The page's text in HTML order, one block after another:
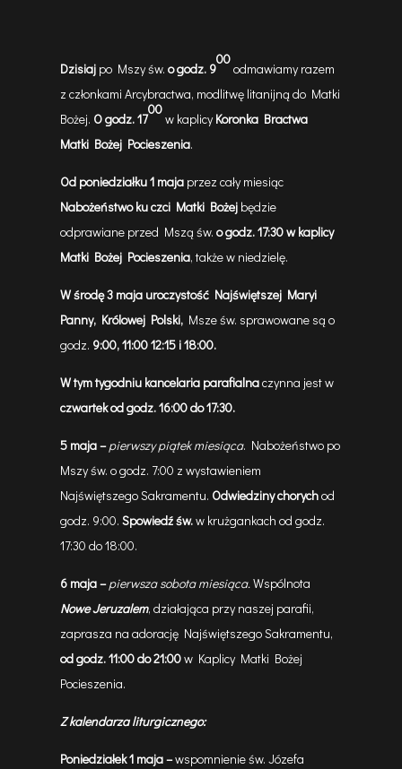
Dzisiaj po Mszy św.o godz. 9
00
odmawiamy razem
z członkami Arcybractwa, modlitwę litanijną do Matki
Bożej. O godz. 17
00
w kaplicyKoronka Bractwa
Matki Bożej Pocieszenia.
Od poniedziałku 1 maja przez cały miesiąc
Nabożeństwo ku czci Matki Bożej będzie
odprawiane przed Mszą św.o godz. 17:30 w kaplicy
Matki Bożej Pocieszenia, także w niedzielę.
W środę 3 maja uroczystość Najświętszej Maryi
Panny, Królowej Polski, Msze św. sprawowane są o
godz. 9:00, 11:00 12:15 i 18:00.
W tym tygodniu kancelaria parafialnaczynna jest w
czwartek od godz. 16:00 do 17:30.
5 maja–pierwszy piątek miesiąca. Nabożeństwo po
Mszy św. o godz. 7:00 z wystawieniem
Najświętszego Sakramentu. Odwiedziny chorychod
godz. 9:00.Spowiedź św.w krużgankach od godz.
17:30 do 18:00.
6 maja–pierwsza sobota miesiąca.Wspólnota
Nowe Jeruzalem, działająca przy naszej parafii,
zaprasza na adorację Najświętszego Sakramentu,
od godz. 11:00 do 21:00w Kaplicy Matki Bożej
Pocieszenia.
Z kalendarza liturgicznego:
Poniedziałek 1 maja –wspomnienie św. Józefa